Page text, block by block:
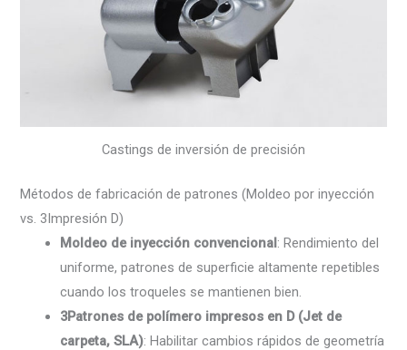
Castings de inversión de precisión
Métodos de fabricación de patrones (Moldeo por inyección
vs. 3Impresión D)
Moldeo de inyección convencional: Rendimiento del
uniforme, patrones de superficie altamente repetibles
cuando los troqueles se mantienen bien.
3Patrones de polímero impresos en D (Jet de
carpeta, SLA): Habilitar cambios rápidos de geometría